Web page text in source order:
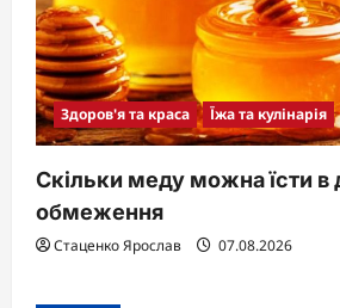
Здоров'я та краса Їжа та кулінарія
Скільки меду можна їсти в
обмеження
Стаценко Ярослав 07.08.2026